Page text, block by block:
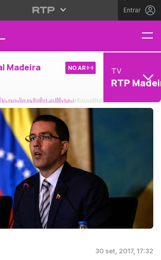
Entrar
Madeira NO AR TV
RTP
30 set, 2017, 17:32